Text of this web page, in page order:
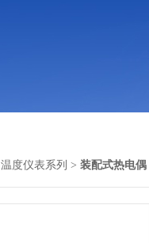
温度仪表系列 > 装配式热电偶